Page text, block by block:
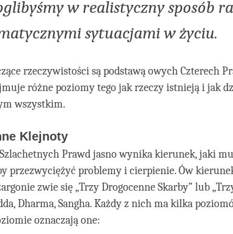
w realistyczny sposób
sytuacjami w życiu.
rzeczywistości są podstawą owych Czterech
różne poziomy tego jak rzeczy istnieją i jak
wszystkim.
Klejnoty
Prawd jasno wynika kierunek, jaki
przezwyciężyć problemy i cierpienie. Ów
zwie się „Trzy Drogocenne Skarby” lub
Dharma, Sangha. Każdy z nich ma kilka
oznaczają one: